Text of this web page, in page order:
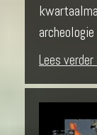
archeologie
Lees